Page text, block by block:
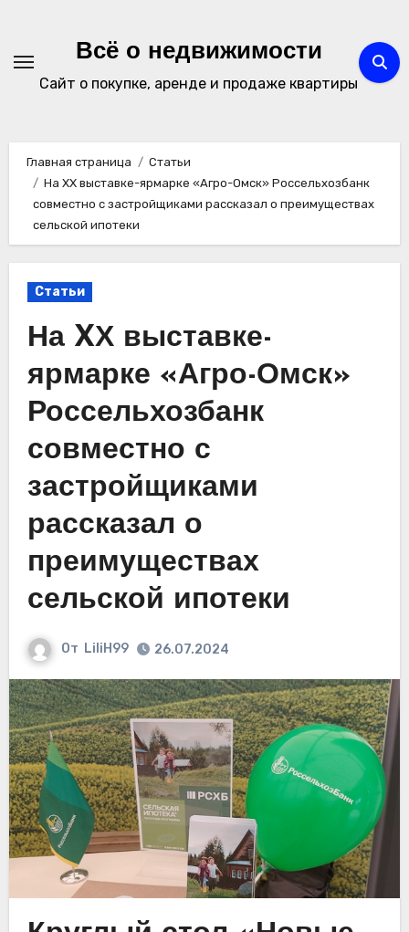
содержимомуВсё о недвижимости
Сайт о покупке, аренде и продаже квартиры
Главная страница
Статьи
На XХ выставке-ярмарке «Агро-Омск» Россельхозбанк
совместно с застройщиками рассказал о преимуществах
сельской ипотеки
Статьи
На XХ выставке-
ярмарке «Агро-Омск»
Россельхозбанк
совместно с
застройщиками
рассказал о
преимуществах
сельской ипотеки
От LiliH99 26.07.2024